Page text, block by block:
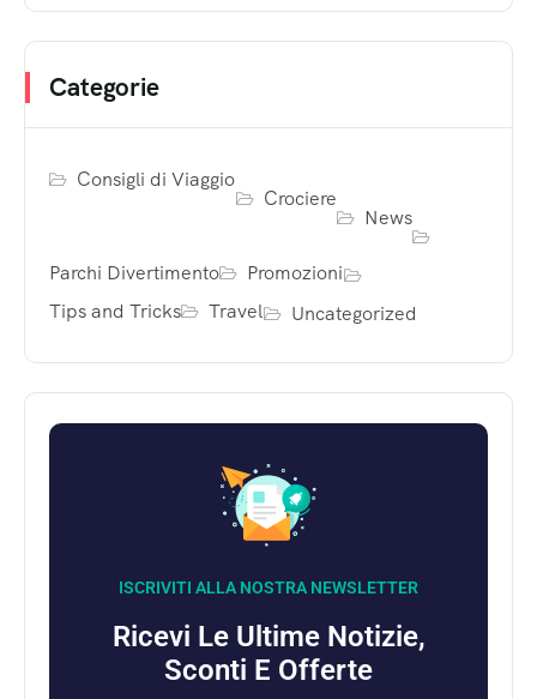
Categorie
Consigli di Viaggio
Crociere
News
Parchi Divertimento
Promozioni
Tips and Tricks
Travel Uncategorized
ISCRIVITI ALLA NOSTRA NEWSLETTER
Ricevi Le Ultime Notizie,
Sconti E Offerte